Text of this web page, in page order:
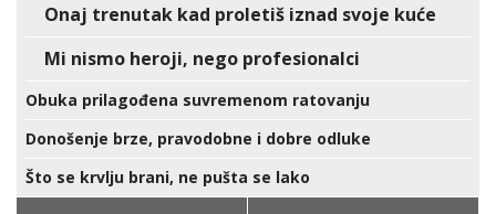
Onaj trenutak kad proletiš iznad svoje kuće
Mi nismo heroji, nego profesionalci
Obuka prilagođena suvremenom ratovanju
Donošenje brze, pravodobne i dobre odluke
Što se krvlju brani, ne pušta se lako